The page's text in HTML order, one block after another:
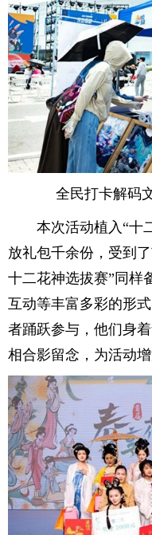
全民打卡解码
本次活动植入“十
放礼包千余份，受到
十二花神选拔赛”同样
互动等丰富多彩的形
者踊跃参与，他们身
相合影留念，为活动